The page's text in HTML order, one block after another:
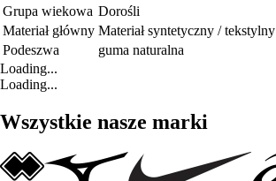
Grupa wiekowa Dorośli
Materiał główny Materiał syntetyczny / tekstylny
Podeszwa
guma naturalna
Loading...
Loading...
Wszystkie nasze marki